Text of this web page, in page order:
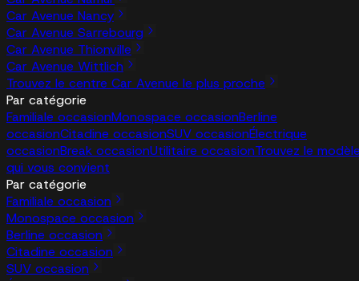
Car Avenue Nancy
Car Avenue Sarrebourg
Car Avenue Thionville
Car Avenue Wittlich
Trouvez le centre Car Avenue le plus proche
Par catégorie
Familiale occasionMonospace occasionBerline
occasionCitadine occasionSUV occasionÉlectrique
occasionBreak occasionUtilitaire occasionTrouvez le
qui vous convient
Par catégorie
Familiale occasion
Monospace occasion
Berline occasion
Citadine occasion
SUV occasion